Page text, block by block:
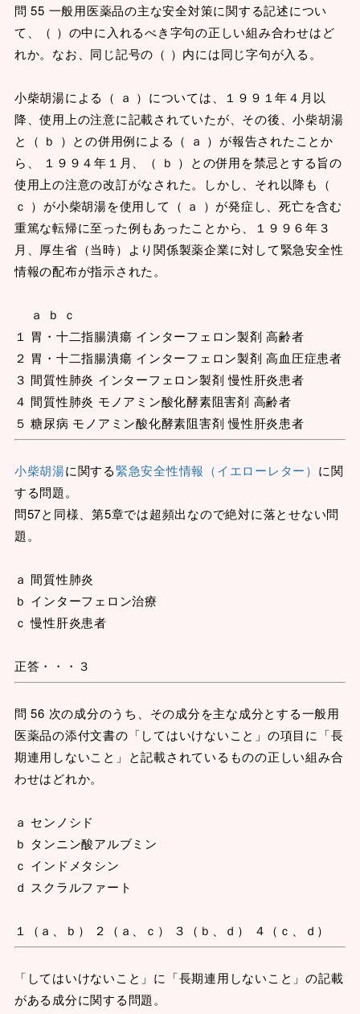
問 55 一般用医薬品の主な安全対策に関する記述につい
て、（ ）の中に入れるべき字句の正しい組み合わせはど
れか。なお、同じ記号の（ ）内には同じ字句が入る。
小柴胡湯による（ ａ ）については、１９９１年４月以
降、使用上の注意に記載されていたが、その後、小柴胡湯
と（ ｂ ）との併用例による（ ａ ）が報告されたことか
ら、 １９９４年１月、（ ｂ ）との併用を禁忌とする旨の
使用上の注意の改訂がなされた。しかし、それ以降も（
ｃ ）が小柴胡湯を使用して（ ａ ）が発症し、死亡を含む
重篤な転帰に至った例もあったことから、１９９６年３
月、厚生省（当時）より関係製薬企業に対して緊急安全性
情報の配布が指示された。
ａ ｂ ｃ
１ 胃・十二指腸潰瘍 インターフェロン製剤 高齢者
２ 胃・十二指腸潰瘍 インターフェロン製剤 高血圧症患者
３ 間質性肺炎 インターフェロン製剤 慢性肝炎患者
４ 間質性肺炎 モノアミン酸化酵素阻害剤 高齢者
５ 糖尿病 モノアミン酸化酵素阻害剤 慢性肝炎患者
小柴胡湯に関する緊急安全性情報（イエローレター） に関
する問題。
問57と同様、第5章では超頻出なので絶対に落とせない問
題。
ａ 間質性肺炎
ｂ インターフェロン治療
ｃ 慢性肝炎患者
正答・・・３
問 56 次の成分のうち、その成分を主な成分とする一般用
医薬品の添付文書の「してはいけないこと」の項目に「長
期連用しないこと」と記載されているものの正しい組み合
わせはどれか。
ａ センノシド
ｂ タンニン酸アルブミン
ｃ インドメタシン
ｄ スクラルファート
１（ａ、ｂ） ２（ａ、ｃ） ３（ｂ、ｄ） ４（ｃ、ｄ）
「してはいけないこと」に「長期連用しないこと」の記載
がある成分に関する問題。